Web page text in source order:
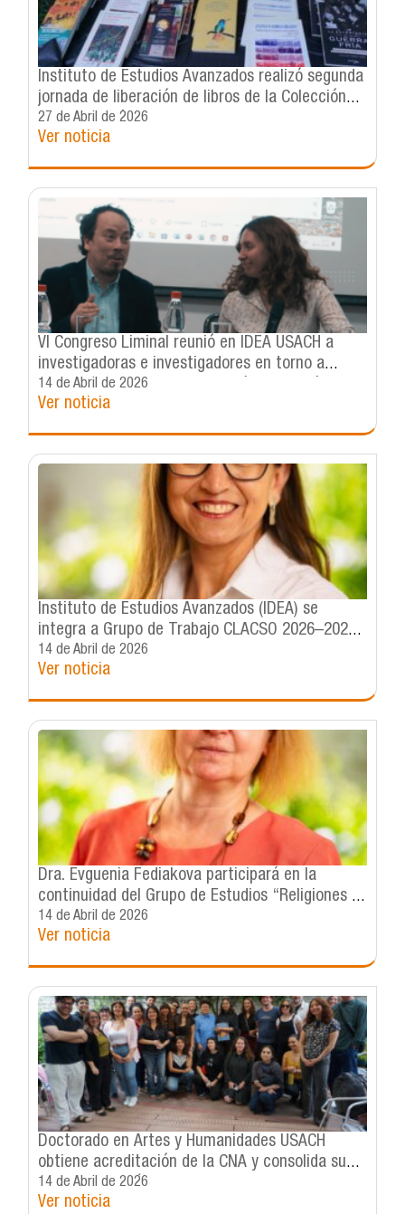
Instituto de Estudios Avanzados realizó segunda
jornada de liberación de libros de la Colección
IDEA en el Día Internacional del Libro
27 de Abril de 2026
Ver noticia
VI Congreso Liminal reunió en IDEA USACH a
investigadoras e investigadores en torno a
memorias, corporalidades y prácticas artísticas
contemporáneas
14 de Abril de 2026
Ver noticia
Instituto de Estudios Avanzados (IDEA) se
integra a Grupo de Trabajo CLACSO 2026–2028,
liderado por la Dra. Daisy Margarit
14 de Abril de 2026
Ver noticia
Dra. Evguenia Fediakova participará en la
continuidad del Grupo de Estudios “Religiones y
sociedad: tensiones y diversidades”,
consolidando la presencia del Instituto de
14 de Abril de 2026
Ver noticia
Doctorado en Artes y Humanidades USACH
obtiene acreditación de la CNA y consolida su
proyecto académico
14 de Abril de 2026
Ver noticia